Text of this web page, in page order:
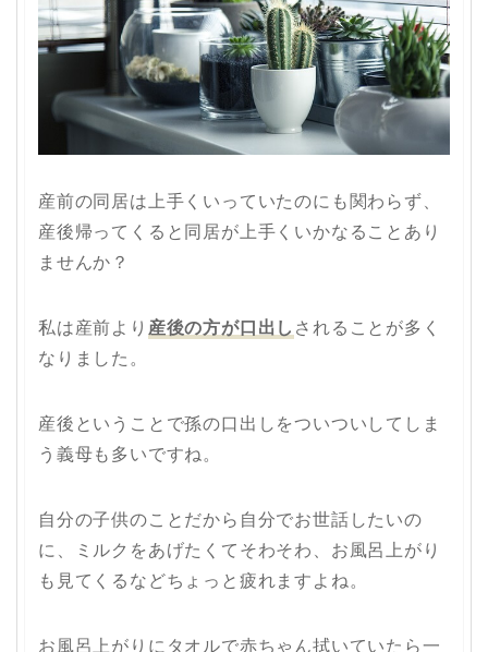
産前の同居は上手くいっていたのにも関わらず、
産後帰ってくると同居が上手くいかなることあり
ませんか？
私は産前より 産後の方が口出し されることが多く
なりました。
産後ということで孫の口出しをついついしてしま
う義母も多いですね。
自分の子供のことだから自分でお世話したいの
に、ミルクをあげたくてそわそわ、お風呂上がり
も見てくるなどちょっと疲れますよね。
お風呂上がりにタオルで赤ちゃん拭いていたら一